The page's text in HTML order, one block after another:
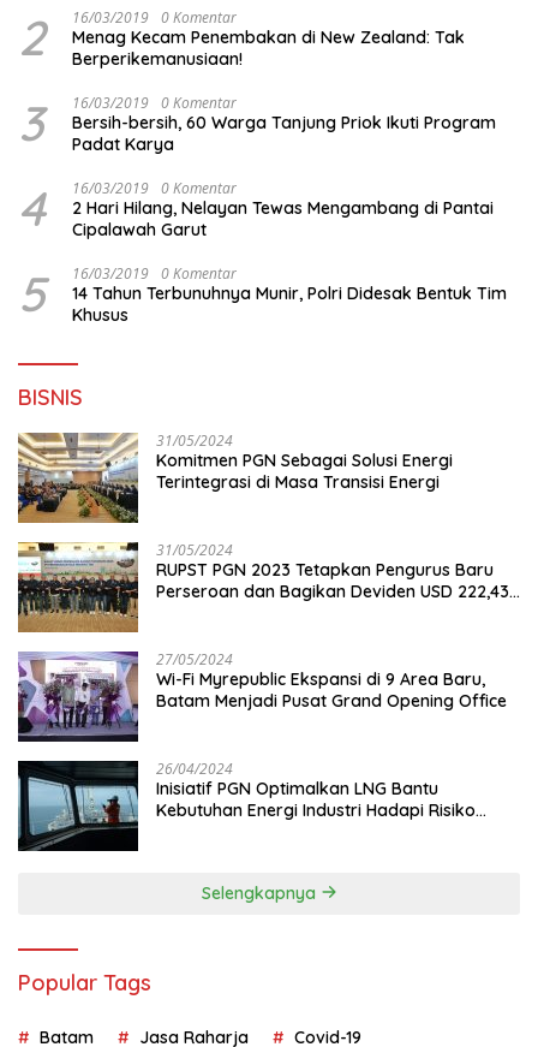
2 16/03/2019 0 Komentar
Menag Kecam Penembakan di New Zealand: Tak
Berperikemanusiaan!
3 16/03/2019 0 Komentar
Bersih-bersih, 60 Warga Tanjung Priok Ikuti Program
Padat Karya
4 16/03/2019 0 Komentar
2 Hari Hilang, Nelayan Tewas Mengambang di Pantai
Cipalawah Garut
5 16/03/2019 0 Komentar
14 Tahun Terbunuhnya Munir, Polri Didesak Bentuk Tim
Khusus
BISNIS
31/05/2024
Komitmen PGN Sebagai Solusi Energi
Terintegrasi di Masa Transisi Energi
31/05/2024
RUPST PGN 2023 Tetapkan Pengurus Baru
Perseroan dan Bagikan Deviden USD 222,43
27/05/2024
Wi-Fi Myrepublic Ekspansi di 9 Area Baru,
Batam Menjadi Pusat Grand Opening Office
26/04/2024
Inisiatif PGN Optimalkan LNG Bantu
Kebutuhan Energi Industri Hadapi Risiko
Selengkapnya
Popular Tags
Batam Jasa Raharja Covid-19